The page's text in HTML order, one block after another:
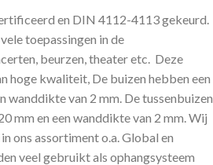
en DIN 4112-4113 gekeurd.
toepassingen in de
beurzen, theater etc. Deze
hoge kwaliteit, De buizen hebben een
wanddikte van 2 mm. De tussenbuizen
mm en een wanddikte van 2 mm. Wij
ons assortiment o.a. Global en
veel gebruikt als ophangsysteem